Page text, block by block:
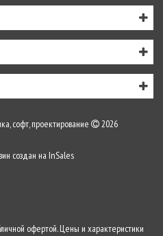
софт, проектирование 2026
создан на InSales
офертой. Цены и характеристики